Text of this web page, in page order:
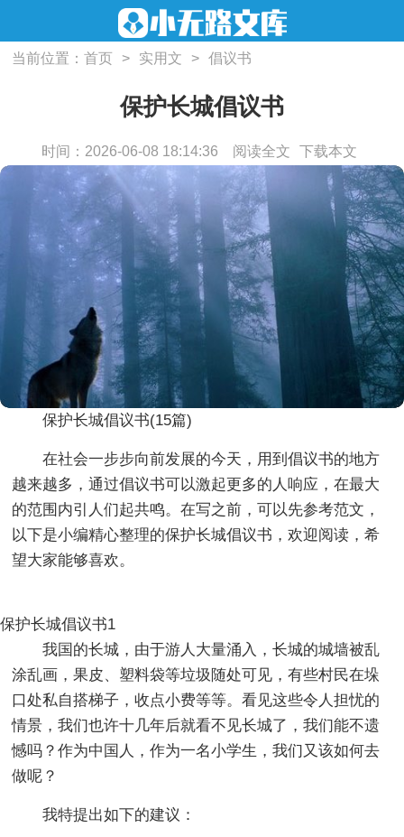
当前位置：首页 > 实用文 > 倡议书
保护长城倡议书
时间：2026-06-08 18:14:36 阅读全文 下载本文
保护长城倡议书(15篇)
在社会一步步向前发展的今天，用到倡议书的地方
越来越多，通过倡议书可以激起更多的人响应，在最大
的范围内引人们起共鸣。在写之前，可以先参考范文，
以下是小编精心整理的保护长城倡议书，欢迎阅读，希
望大家能够喜欢。
保护长城倡议书1
我国的长城，由于游人大量涌入，长城的城墙被乱
涂乱画，果皮、塑料袋等垃圾随处可见，有些村民在垛
口处私自搭梯子，收点小费等等。看见这些令人担忧的
情景，我们也许十几年后就看不见长城了，我们能不遗
憾吗？作为中国人，作为一名小学生，我们又该如何去
做呢？
我特提出如下的建议：